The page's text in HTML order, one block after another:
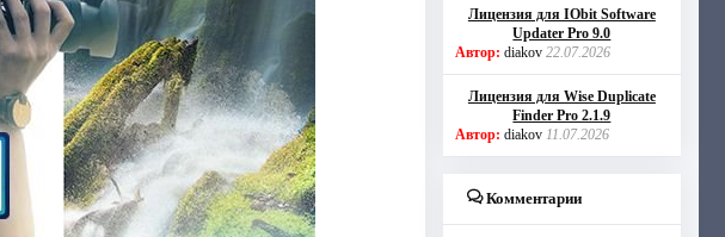
Лицензия для IObit Software
Updater Pro 9.0
Автор: diakov 22.07.2026
Лицензия для Wise Duplicate
Finder Pro 2.1.9
Автор: diakov 11.07.2026
Комментарии